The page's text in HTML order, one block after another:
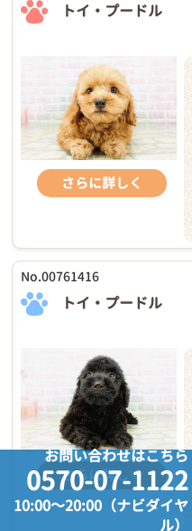
トイ・プードル
さらに詳しく
No.00761416
トイ・プードル
さらに詳しく
お問い合わせはこちら
0570-07-1122
10:00～20:00（ナビダイヤ
ル）